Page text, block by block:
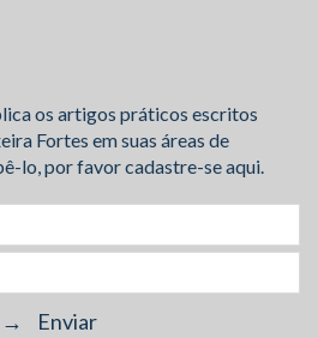
os artigos práticos escritos
Fortes em suas áreas de
lo, por favor cadastre-se aqui.